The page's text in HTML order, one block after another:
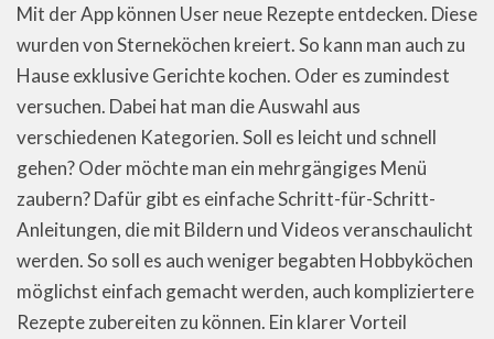
Mit der App können User neue Rezepte entdecken. Diese
wurden von Sterneköchen kreiert. So kann man auch zu
Hause exklusive Gerichte kochen. Oder es zumindest
versuchen. Dabei hat man die Auswahl aus
verschiedenen Kategorien. Soll es leicht und schnell
gehen? Oder möchte man ein mehrgängiges Menü
zaubern? Dafür gibt es einfache Schritt-für-Schritt-
Anleitungen, die mit Bildern und Videos veranschaulicht
werden. So soll es auch weniger begabten Hobbyköchen
möglichst einfach gemacht werden, auch kompliziertere
Rezepte zubereiten zu können. Ein klarer Vorteil